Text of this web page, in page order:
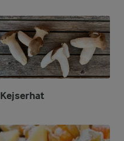
Kejserhat